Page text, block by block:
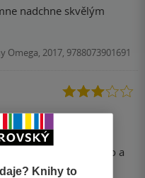
nadchne skvělým
Omega, 2017, 9788073901691
Vše a sebe navazovalo a
Knihy to